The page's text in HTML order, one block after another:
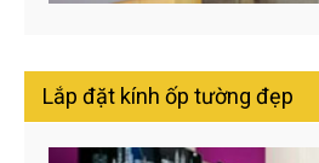
Lắp đặt kính ốp tường đẹp